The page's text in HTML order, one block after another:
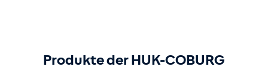
Produkte der HUK-COBURG